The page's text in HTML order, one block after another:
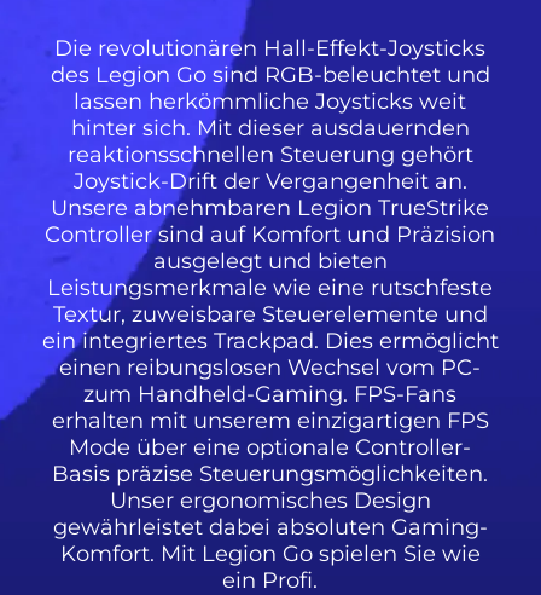
Die revolutionären Hall-Effekt-Joysticks
des Legion Go sind RGB-beleuchtet und
lassen herkömmliche Joysticks weit
hinter sich. Mit dieser ausdauernden
reaktionsschnellen Steuerung gehört
Joystick-Drift der Vergangenheit an.
Unsere abnehmbaren Legion TrueStrike
Controller sind auf Komfort und Präzision
ausgelegt und bieten
Leistungsmerkmale wie eine rutschfeste
Textur, zuweisbare Steuerelemente und
ein integriertes Trackpad. Dies ermöglicht
einen reibungslosen Wechsel vom PC-
zum Handheld-Gaming. FPS-Fans
erhalten mit unserem einzigartigen FPS
Mode über eine optionale Controller-
Basis präzise Steuerungsmöglichkeiten.
Unser ergonomisches Design
gewährleistet dabei absoluten Gaming-
Komfort. Mit Legion Go spielen Sie wie
ein Profi.